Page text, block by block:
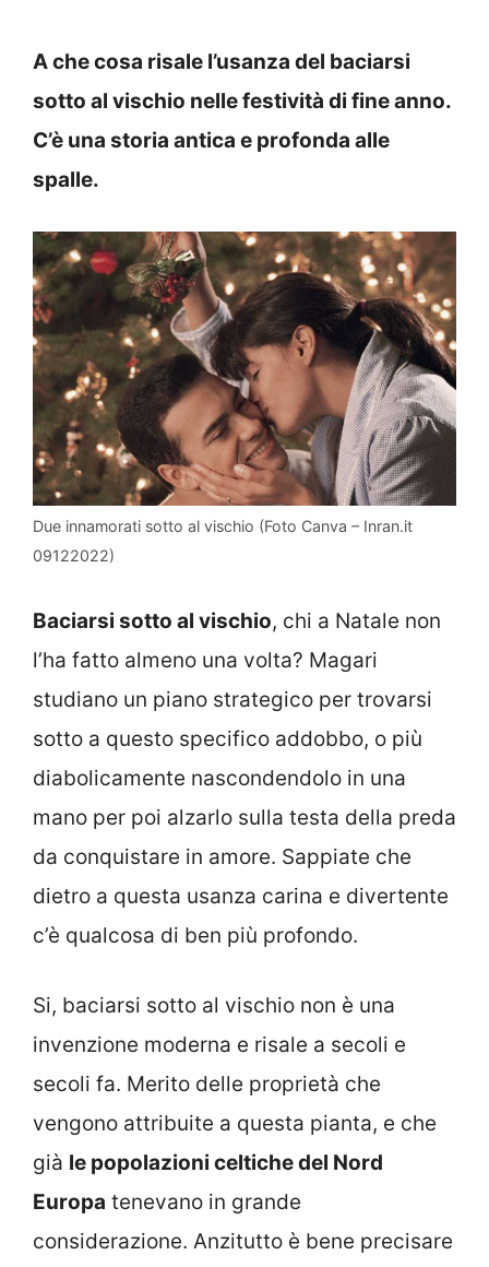
A che cosa risale l’usanza del baciarsi
sotto al vischio nelle festività di fine anno.
C’è una storia antica e profonda alle
spalle.
Due innamorati sotto al vischio (Foto Canva – Inran.it
09122022)
Baciarsi sotto al vischio, chi a Natale non
l’ha fatto almeno una volta? Magari
studiano un piano strategico per trovarsi
sotto a questo specifico addobbo, o più
diabolicamente nascondendolo in una
mano per poi alzarlo sulla testa della preda
da conquistare in amore. Sappiate che
dietro a questa usanza carina e divertente
c’è qualcosa di ben più profondo.
Si, baciarsi sotto al vischio non è una
invenzione moderna e risale a secoli e
secoli fa. Merito delle proprietà che
vengono attribuite a questa pianta, e che
già le popolazioni celtiche del Nord
Europa tenevano in grande
considerazione. Anzitutto è bene precisare